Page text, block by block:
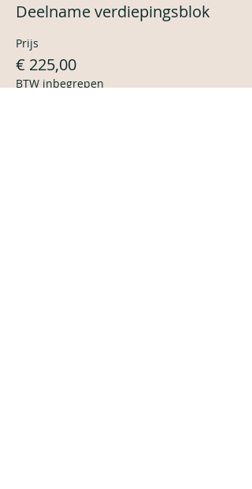
Deelname verdiepingsblok
Prijs
€ 225,00
BTW inbegrepen